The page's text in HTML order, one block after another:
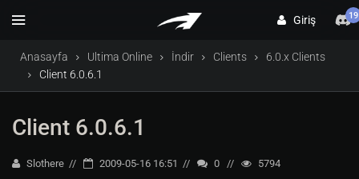
Giriş 19
Anasayfa Ultima Online İndir Clients
6.0.x Clients
Client 6.0.6.1
Client 6.0.6.1
Slothere 2009-05-16 16:51 0 5794